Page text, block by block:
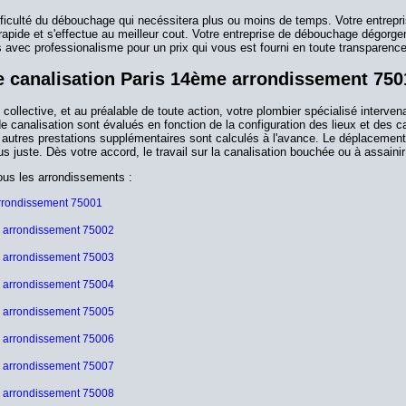
du débouchage qui necéssitera plus ou moins de temps. Votre
et s'effectue au meilleur cout. Votre entreprise de débouchage
professionalisme pour un prix qui vous est fourni en toute
Paris 14ème arrondissement
et au préalable de toute action, votre plombier spécialisé
canalisation sont évalués en fonction de la configuration des lieux et des
prestations supplémentaires sont calculés à l'avance. Le
juste. Dès votre accord, le travail sur la canalisation bouchée ou à
les arrondissements :
75001
75002
75003
75004
75005
75006
75007
75008